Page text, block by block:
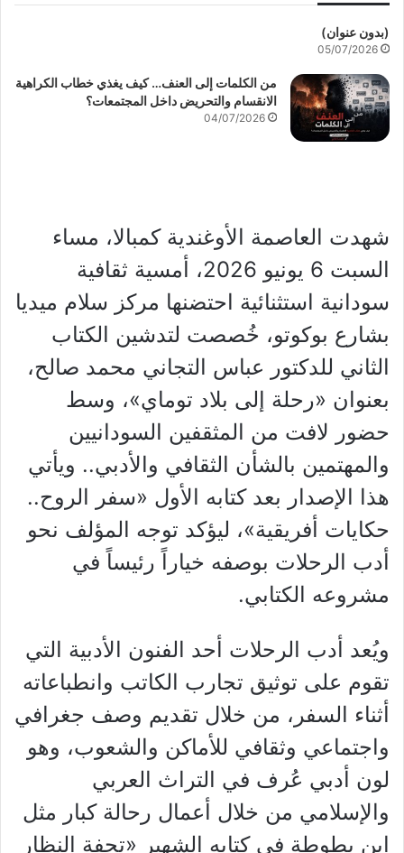
(بدون عنوان)
05/07/2026
من الكلمات إلى العنف… كيف يغذي خطاب الكراهية
الانقسام والتحريض داخل المجتمعات؟
04/07/2026
شهدت العاصمة الأوغندية كمبالا، مساء
السبت 6 يونيو 2026، أمسية ثقافية
سودانية استثنائية احتضنها مركز سلام ميديا
بشارع بوكوتو، خُصصت لتدشين الكتاب
الثاني للدكتور عباس التجاني محمد صالح،
بعنوان «رحلة إلى بلاد توماي»، وسط
حضور لافت من المثقفين السودانيين
والمهتمين بالشأن الثقافي والأدبي.. ويأتي
هذا الإصدار بعد كتابه الأول «سفر الروح..
حكايات أفريقية»، ليؤكد توجه المؤلف نحو
أدب الرحلات بوصفه خياراً رئيساً في
مشروعه الكتابي.
ويُعد أدب الرحلات أحد الفنون الأدبية التي
تقوم على توثيق تجارب الكاتب وانطباعاته
أثناء السفر، من خلال تقديم وصف جغرافي
واجتماعي وثقافي للأماكن والشعوب، وهو
لون أدبي عُرف في التراث العربي
والإسلامي من خلال أعمال رحالة كبار مثل
ابن بطوطة في كتابه الشهير «تحفة النظار